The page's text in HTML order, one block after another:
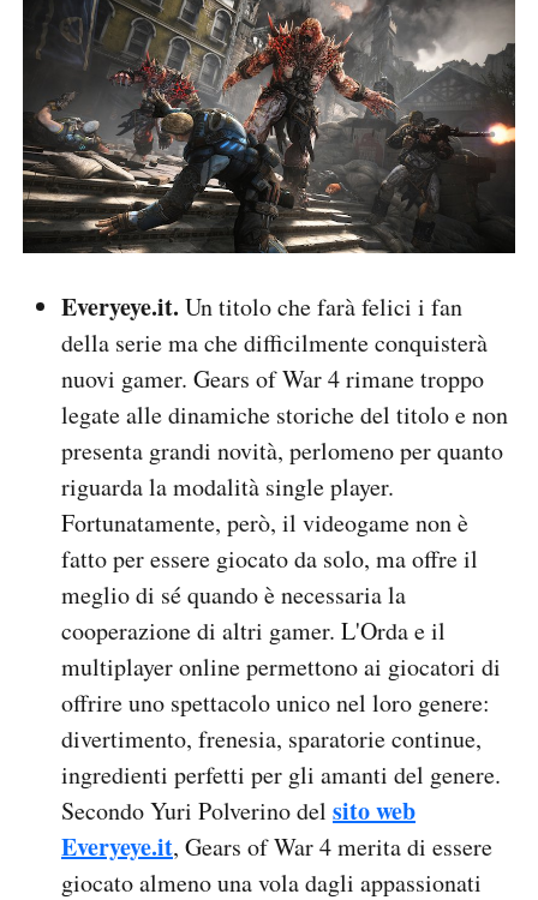
Everyeye.it. Un titolo che farà felici i fan
della serie ma che difficilmente conquisterà
nuovi gamer. Gears of War 4 rimane troppo
legate alle dinamiche storiche del titolo e non
presenta grandi novità, perlomeno per quanto
riguarda la modalità single player.
Fortunatamente, però, il videogame non è
fatto per essere giocato da solo, ma offre il
meglio di sé quando è necessaria la
cooperazione di altri gamer. L'Orda e il
multiplayer online permettono ai giocatori di
offrire uno spettacolo unico nel loro genere:
divertimento, frenesia, sparatorie continue,
ingredienti perfetti per gli amanti del genere.
Secondo Yuri Polverino del sito web
Everyeye.it, Gears of War 4 merita di essere
giocato almeno una vola dagli appassionati